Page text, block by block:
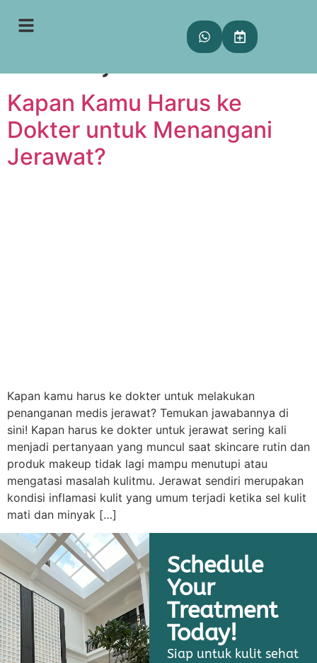
Tag:
penanganan
medis jerawat
Kapan Kamu Harus ke
Dokter untuk Menangani
Jerawat?
Kapan kamu harus ke dokter untuk melakukan
penanganan medis jerawat? Temukan jawabannya di
sini! Kapan harus ke dokter untuk jerawat sering kali
menjadi pertanyaan yang muncul saat skincare rutin dan
produk makeup tidak lagi mampu menutupi atau
mengatasi masalah kulitmu. Jerawat sendiri merupakan
kondisi inflamasi kulit yang umum terjadi ketika sel kulit
mati dan minyak […]
Schedule
Your
Treatment
Today!
Siap untuk kulit sehat